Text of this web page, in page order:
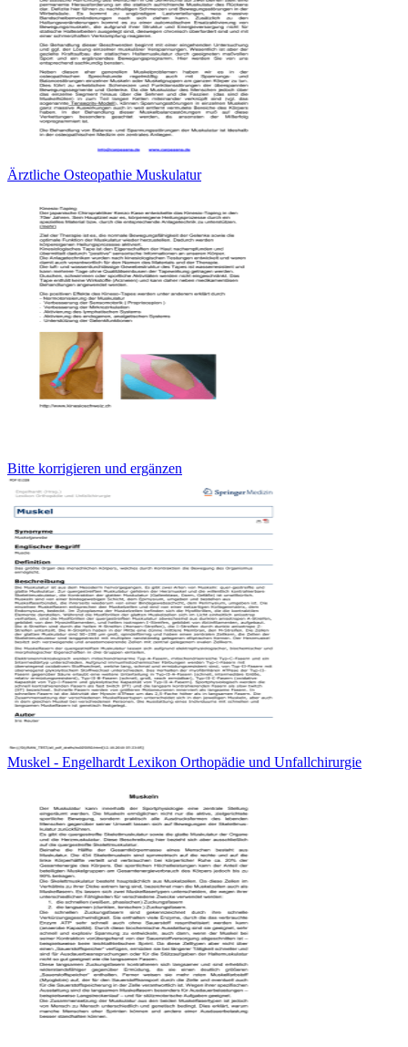
Ärztliche Osteopathie Muskulatur
Bitte korrigieren und ergänzen
Muskel - Engelhardt Lexikon Orthopädie und Unfallchirurgie